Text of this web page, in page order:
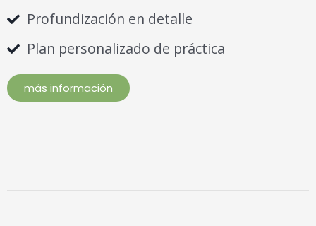
Profundización en detalle
Plan personalizado de práctica
más información